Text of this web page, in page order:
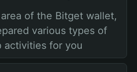
of the Bitget wallet,
various types of
activities for you